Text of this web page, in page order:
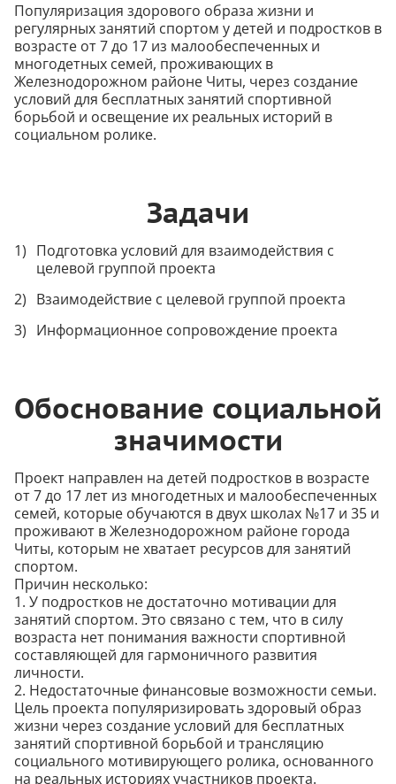
Популяризация здорового образа жизни и
регулярных занятий спортом у детей и подростков в
возрасте от 7 до 17 из малообеспеченных и
многодетных семей, проживающих в
Железнодорожном районе Читы, через создание
условий для бесплатных занятий спортивной
борьбой и освещение их реальных историй в
социальном ролике.
Задачи
Подготовка условий для взаимодействия с
целевой группой проекта
Взаимодействие с целевой группой проекта
Информационное сопровождение проекта
Обоснование социальной
значимости
Проект направлен на детей подростков в возрасте
от 7 до 17 лет из многодетных и малообеспеченных
семей, которые обучаются в двух школах №17 и 35 и
проживают в Железнодорожном районе города
Читы, которым не хватает ресурсов для занятий
спортом.
Причин несколько:
1. У подростков не достаточно мотивации для
занятий спортом. Это связано с тем, что в силу
возраста нет понимания важности спортивной
составляющей для гармоничного развития
личности.
2. Недостаточные финансовые возможности семьи.
Цель проекта популяризировать здоровый образ
жизни через создание условий для бесплатных
занятий спортивной борьбой и трансляцию
социального мотивирующего ролика, основанного
на реальных историях участников проекта.